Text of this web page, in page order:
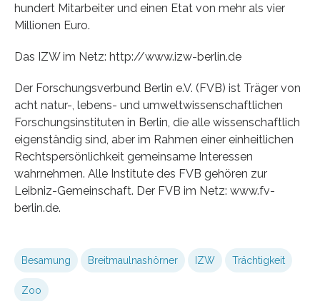
hundert Mitarbeiter und einen Etat von mehr als vier
Millionen Euro.
Das IZW im Netz: http://www.izw-berlin.de
Der Forschungsverbund Berlin e.V. (FVB) ist Träger von
acht natur-, lebens- und umweltwissenschaftlichen
Forschungsinstituten in Berlin, die alle wissenschaftlich
eigenständig sind, aber im Rahmen einer einheitlichen
Rechtspersönlichkeit gemeinsame Interessen
wahrnehmen. Alle Institute des FVB gehören zur
Leibniz-Gemeinschaft. Der FVB im Netz: www.fv-
berlin.de.
Besamung Breitmaulnashörner IZW Trächtigkeit
Zoo